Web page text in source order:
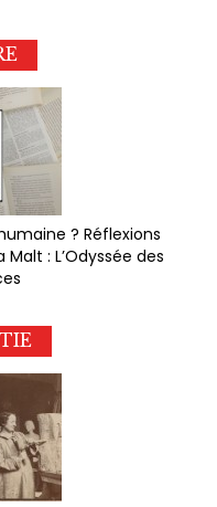
? Réflexions
: L’Odyssée des